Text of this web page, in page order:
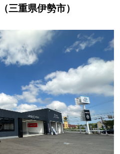
三重県伊勢市）